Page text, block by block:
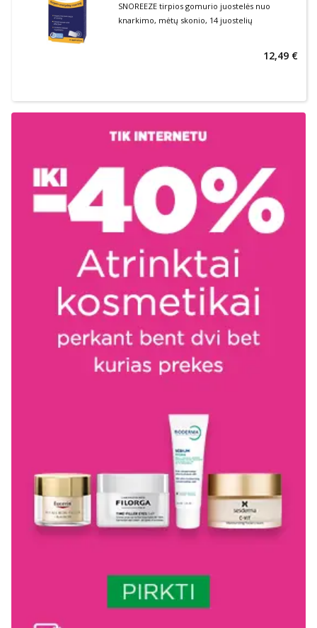
SNOREEZE tirpios gomurio juostelės nuo
knarkimo, mėtų skonio, 14 juostelių
12,49 €